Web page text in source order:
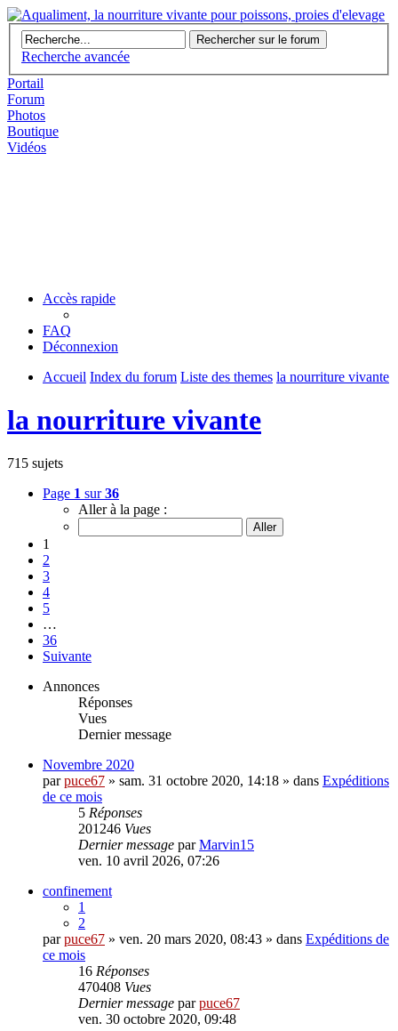
Recherche avancée
Portail
Forum
Photos
Boutique
Vidéos
Accès rapide
FAQ
Déconnexion
Accueil Index du forum Liste des themes la nourriture vivante
la nourriture vivante
715 sujets
Page 1 sur36
Aller à la page :
1
2
3
4
5
…
36
Suivante
Annonces
Réponses
Vues
Dernier message
Novembre 2020
parpuce67 » sam. 31 octobre 2020, 14:18 » dans Expéditions
de ce mois
5 Réponses
201246 Vues
Dernier message parMarvin15
ven. 10 avril 2026, 07:26
confinement
1
2
parpuce67 » ven. 20 mars 2020, 08:43 » dans Expéditions de
ce mois
16 Réponses
470408 Vues
Dernier message parpuce67
ven. 30 octobre 2020, 09:48